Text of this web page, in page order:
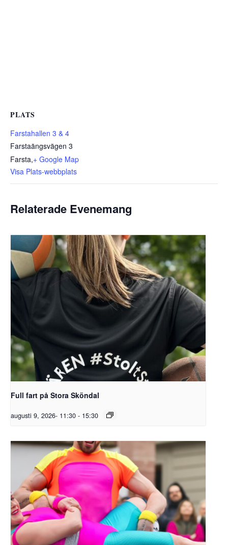
PLATS
Farstahallen 3 & 4
Farstaängsvägen 3
Farsta,+ Google Map
Visa Plats-webbplats
Relaterade Evenemang
Full fart på Stora Sköndal
augusti 9, 2026- 11:30 - 15:30